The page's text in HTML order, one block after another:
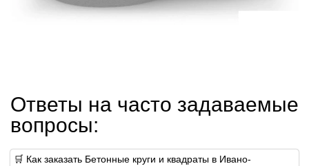
Ответы на часто задаваемые
вопросы:
🛒 Как заказать Бетонные круги и квадраты в Ивано-